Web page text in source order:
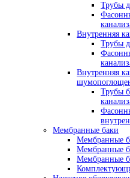
Трубы
Внутренняя
Трубы
Внутренняя
Трубы
Мембранные баки
Мембранные
Мембранные
Мембранные